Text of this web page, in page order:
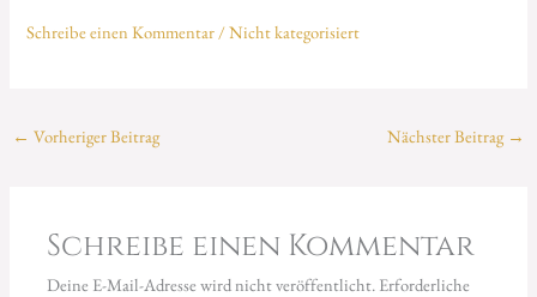
Schreibe einen Kommentar/Nicht kategorisiert
← Vorheriger Beitrag Nächster Beitrag →
Schreibe einen Kommentar
Deine E-Mail-Adresse wird nicht veröffentlicht. Erforderliche